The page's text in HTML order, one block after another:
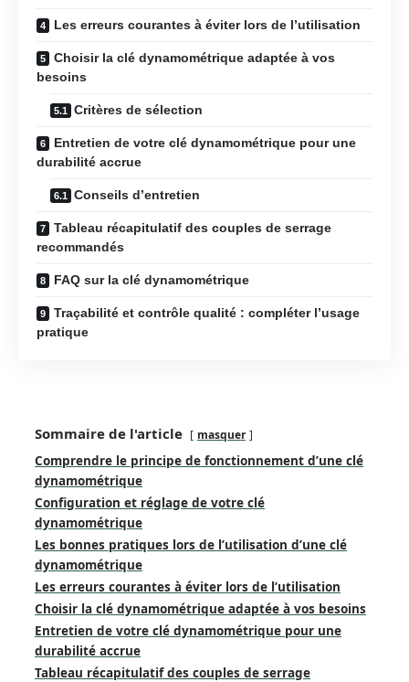
Les erreurs courantes à éviter lors de l’utilisation
Choisir la clé dynamométrique adaptée à vos
besoins
Critères de sélection
Entretien de votre clé dynamométrique pour une
durabilité accrue
Conseils d’entretien
Tableau récapitulatif des couples de serrage
recommandés
FAQ sur la clé dynamométrique
Traçabilité et contrôle qualité : compléter l’usage
pratique
Sommaire de l'article masquer
Comprendre le principe de fonctionnement d’une clé
dynamométrique
Configuration et réglage de votre clé
dynamométrique
Les bonnes pratiques lors de l’utilisation d’une clé
dynamométrique
Les erreurs courantes à éviter lors de l’utilisation
Choisir la clé dynamométrique adaptée à vos besoins
Entretien de votre clé dynamométrique pour une
durabilité accrue
Tableau récapitulatif des couples de serrage